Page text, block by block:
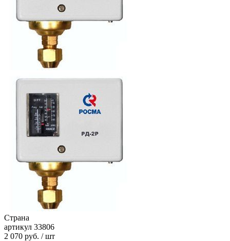
Страна
артикул 33806
2 070 руб. / шт